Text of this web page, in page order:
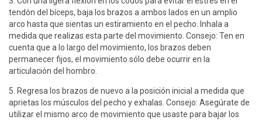
tendón del bíceps, baja los brazos a ambos lados en un amplio
arco hasta que sientas un estiramiento en el pecho. Inhala a
medida que realizas esta parte del movimiento. Consejo: Ten en
cuenta que a lo largo del movimiento, los brazos deben
permanecer fijos, el movimiento sólo debe ocurrir en la
articulación del hombro.
5. Regresa los brazos de nuevo a la posición inicial a medida que
aprietas los músculos del pecho y exhalas. Consejo: Asegúrate de
utilizar el mismo arco de movimiento que usaste para bajar los